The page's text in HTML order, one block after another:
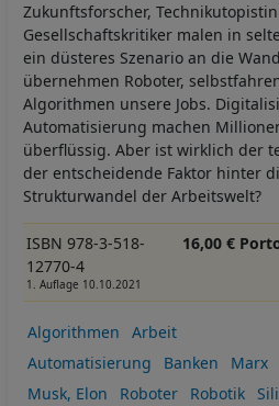
Zukunftsforscher,
Gesellschaftskritiker malen in
ein düsteres Szenario an die
übernehmen Roboter,
Algorithmen unsere Jobs.
Automatisierung machen
überflüssig. Aber ist wirklich der
der entscheidende Faktor hinter
Strukturwandel der Arbeitswelt?
ISBN 978-3-518-
12770-4
1. Auflage 10.10.2021
16,00 €
Algorithmen
Arbeit
Automatisierung
Banken
Marx
Musk, Elon
Roboter Robotik